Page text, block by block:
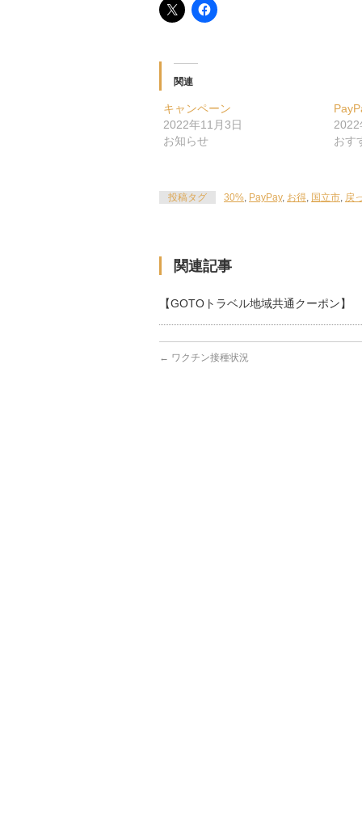
関連
キャンペーン
2022年11月3日
お知らせ
おす
投稿タグ 30%, PayPay, お得, 国立市, 戻
関連記事
【GOTOトラベル地域共通クーポン】
← ワクチン接種状況